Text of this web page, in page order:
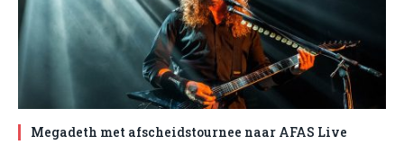
Megadeth met afscheidstournee naar AFAS Live